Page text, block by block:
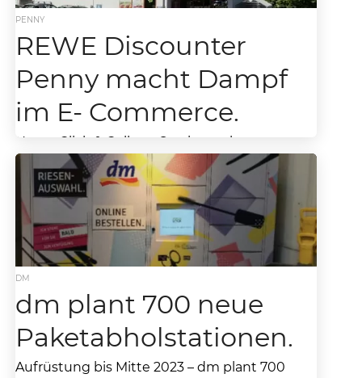
PENNY
REWE Discounter
Penny macht Dampf
im E- Commerce.
Neuer Click & Collect- Service steht
offensichtlich kurz vor dem Start – REWE
Discounter Penny erhöht das Tempo im E-
Commerce. Wie...
DM
dm plant 700 neue
Paketabholstationen.
Aufrüstung bis Mitte 2023 – dm plant 700